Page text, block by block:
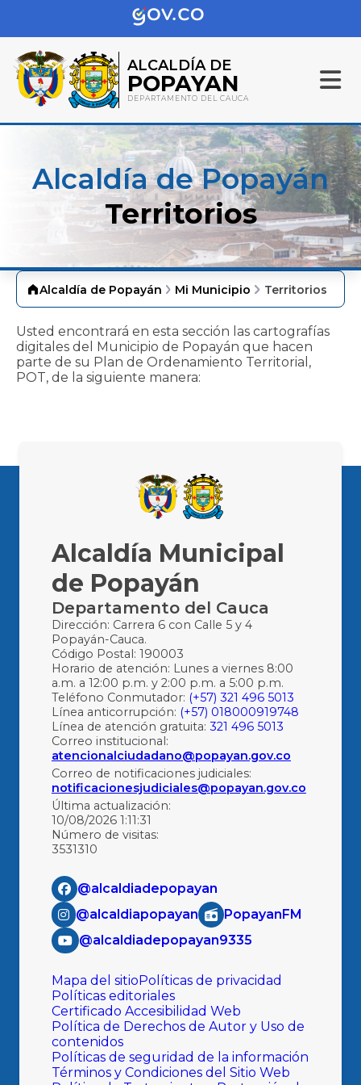
ALCALDÍA DE
POPAYAN
DEPARTAMENTO DEL CAUCA
Alcaldía de Popayán
Territorios
Alcaldía de Popayán Mi Municipio Territorios
​Usted encontrará en esta sección las cartografías
digitales del Municipio de Popayán que hacen
parte de su Plan de Ordenamiento Ter​ritorial,
POT, de la siguiente manera:
Alcaldía Municipal
de Popayán
Departamento del Cauca
Dirección: Carrera 6 con Calle 5 y 4
Popayán-Cauca.
Código Postal: 190003
Horario de atención: Lunes a viernes 8:00
a.m. a 12:00 p.m. y 2:00 p.m. a 5:00 p.m.
Teléfono Conmutador: (+57) 321 496 5013
Línea anticorrupción: (+57) 018000919748
Línea de atención gratuita: 321 496 5013
Correo institucional:
atencionalciudadano@popayan.gov.co
Correo de notificaciones judiciales:
notificacionesjudiciales@popayan.gov.co
Última actualización:
10/08/2026 1:11:31
Número de visitas:
3531310
@alcaldiadepopayan
@alcaldiapopayan
PopayanFM
@alcaldiadepopayan9335
Mapa del sitioPolíticas de privacidad
Políticas editoriales
Certificado Accesibilidad Web
Política de Derechos de Autor y Uso de
contenidos
Políticas de seguridad de la información
Términos y Condiciones del Sitio Web